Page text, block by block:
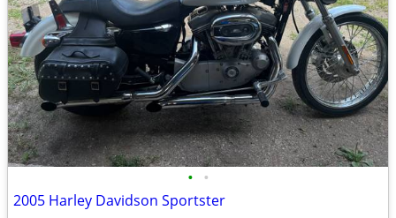
• •
2005 Harley Davidson Sportster